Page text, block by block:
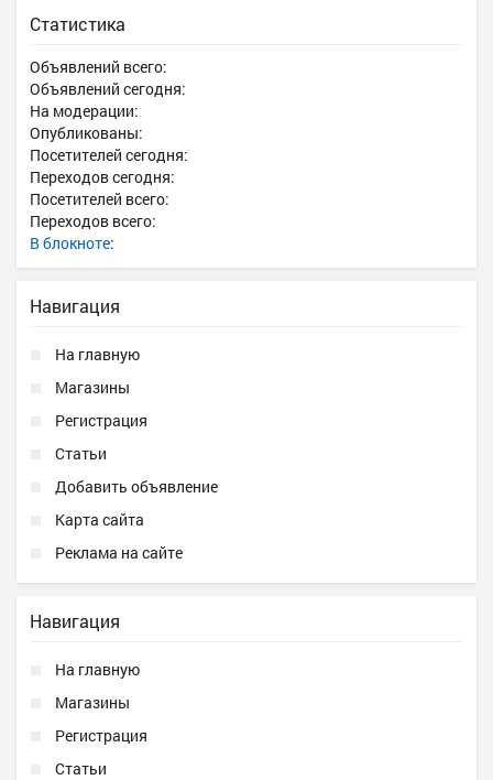
Статистика
Объявлений всего:
Объявлений сегодня:
На модерации:
Опубликованы:
Посетителей сегодня:
Переходов сегодня:
Посетителей всего:
Переходов всего:
В блокноте:
Навигация
На главную
Магазины
Регистрация
Статьи
Добавить объявление
Карта сайта
Реклама на сайте
Навигация
На главную
Магазины
Регистрация
Статьи